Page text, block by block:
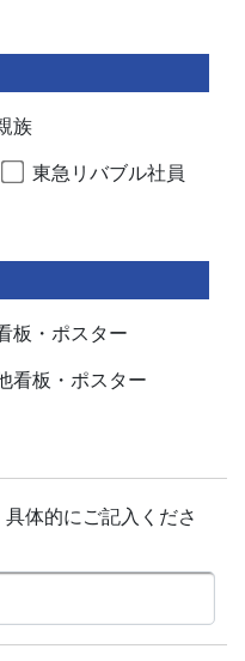
族
東急リバブル社員
板・ポスター
看板・ポスター
体的にご記入くださ